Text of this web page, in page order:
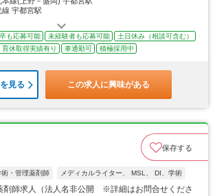
線 宇都宮駅
も応募可能 未経験者も応募可能
土日休み（相談可含む）
育休取得実績有り 車通勤可 積極採用中
見る この求人に興味がある
保存する
術・管理薬剤師 メディカルライター、 MSL、 DI、学術
剤師求人（法人名非公開 ※詳細はお問合せくださ